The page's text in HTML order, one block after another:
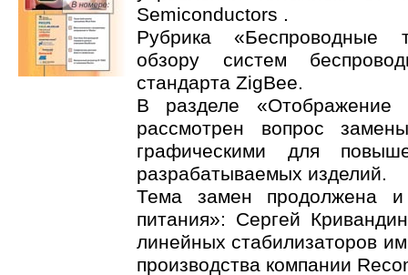
Semiconductors .
Рубрика «Беспроводные
обзору систем
стандарта ZigBee.
В разделе «Отображение
рассмотрен вопрос
графическими для
разрабатываемых изделий.
Тема замен продолжена
питания»: Сергей
линейных стабилизаторов
производства компании